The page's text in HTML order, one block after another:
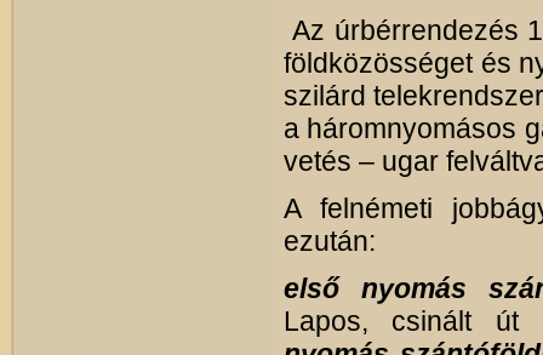
Az úrbérrendezés
földközösséget és
szilárd
a háromnyomásos
vetés – ugar
A felnémeti
ezután:
első nyomás
Lapos, csinált út